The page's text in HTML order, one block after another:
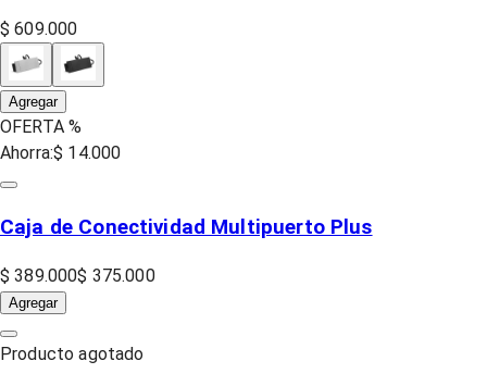
$ 609.000
Agregar
OFERTA %
Ahorra:$ 14.000
Caja de Conectividad Multipuerto Plus
$ 389.000$ 375.000
Agregar
Producto agotado